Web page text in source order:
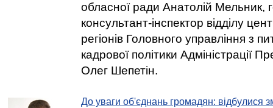
обласної ради Анатолій Мельник,
консультант-інспектор відділу
регіонів Головного управління з
кадрової політики Адміністрації
Олег Шепетін.
До уваги об'єднань громадян: відбулися